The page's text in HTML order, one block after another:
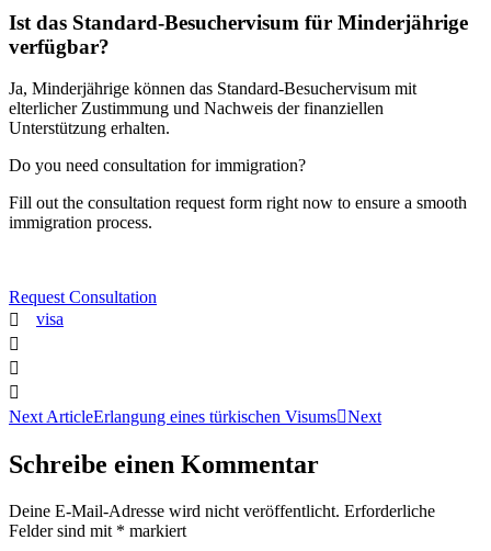
Ist das Standard-Besuchervisum für Minderjährige
verfügbar?
Ja, Minderjährige können das Standard-Besuchervisum mit
elterlicher Zustimmung und Nachweis der finanziellen
Unterstützung erhalten.
Do you need consultation for immigration?
Fill out the consultation request form right now to ensure a smooth
immigration process.
Request Consultation
visa
Next ArticleErlangung eines türkischen Visums Next
Schreibe einen Kommentar
Deine E-Mail-Adresse wird nicht veröffentlicht. Erforderliche
Felder sind mit * markiert